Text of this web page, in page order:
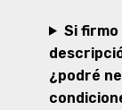
Si
¿podré